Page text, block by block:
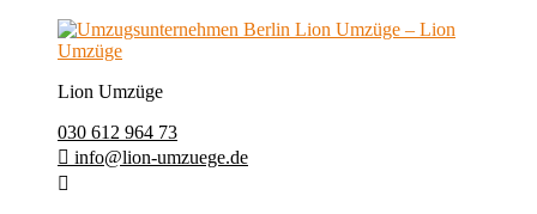
Lion Umzüge
030 612 964 73
info@lion-umzuege.de